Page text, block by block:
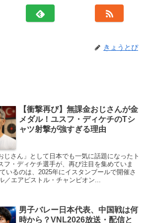
きょうとぴ
【衝撃再び】無課金おじさんが金
メダル！ユスフ・ディケチのTシ
ャツ射撃が強すぎる理由
じさん」として日本でも一気に話題になったト
フ・ディケチ選手が、再び注目を集めていま
いるのは、2025年にイスタンブールで開催さ
／エアピストル・チャンピオン...
男子バレー日本代表、中国戦は何
時から？VNL2026放送・配信と